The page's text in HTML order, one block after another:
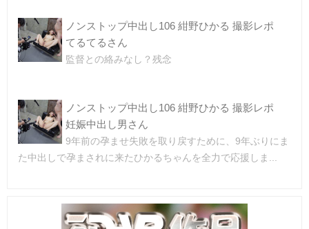
ノンストップ中出し106 紺野ひかる 撮影レポ
てるてるさん
監督との絡みなし？残念
ノンストップ中出し106 紺野ひかる 撮影レポ
妊娠中出し男さん
9年前の孕ませ失敗を取り戻すために、9年ぶりにま
た中出しで孕まされに来たひかるちゃんを全力で応援しま...